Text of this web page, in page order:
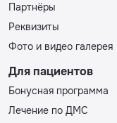
Партнёры
Реквизиты
Фото и видео галерея
Для пациентов
Бонусная программа
Лечение по ДМС